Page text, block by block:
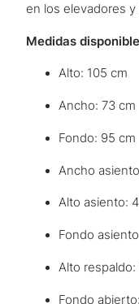
en los elevadores
Medidas
Alto: 105 cm
Ancho: 73 cm
Fondo: 95 cm
Ancho
Alto asiento:
Fondo
Alto respaldo:
Fondo